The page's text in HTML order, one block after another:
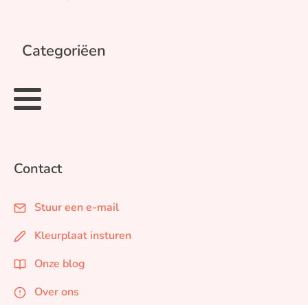
Categoriëen
Contact
Stuur een e-mail
Kleurplaat insturen
Onze blog
Over ons